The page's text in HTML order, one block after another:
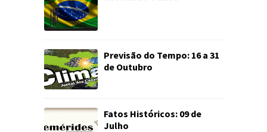
Previsão do Tempo: 16 a 31
de Outubro
Fatos Históricos: 09 de
Julho